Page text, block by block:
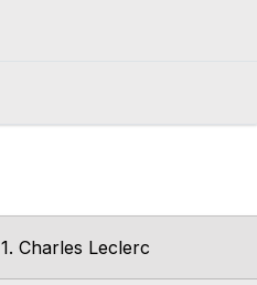
1. Charles Leclerc